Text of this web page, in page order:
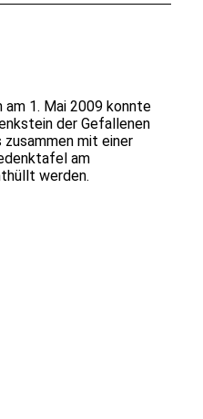
am 1. Mai 2009 konnte
der Gefallenen
mit einer
am
werden.